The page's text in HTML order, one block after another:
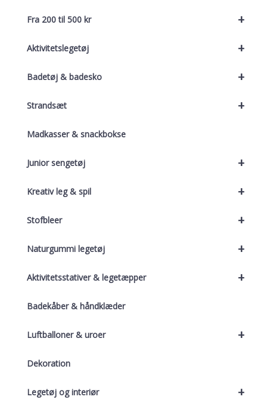
+
Fra 200 til 500 kr
+
Aktivitetslegetøj
+
Badetøj & badesko
+
Strandsæt
Madkasser & snackbokse
+
Junior sengetøj
+
Kreativ leg & spil
+
Stofbleer
+
Naturgummi legetøj
+
Aktivitetsstativer & legetæpper
Badekåber & håndklæder
+
Luftballoner & uroer
Dekoration
+
Legetøj og interiør